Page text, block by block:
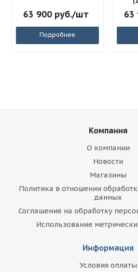
63 900руб./шт
Подробнее
63
Компания
О компании
Новости
Магазины
Политика в отношении
данных
Соглашение на обработку
Использование
Информация
Условия оплаты